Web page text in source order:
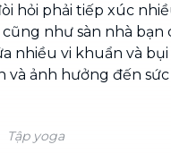
hỏi phải tiếp xúc
như sàn nhà bạn
nhiều vi khuẩn và bụi
và ảnh hưởng đến
Tập yoga